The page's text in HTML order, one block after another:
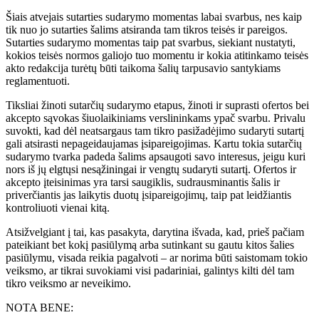
Šiais atvejais sutarties sudarymo momentas labai svarbus, nes kaip
tik nuo jo sutarties šalims atsiranda tam tikros teisės ir pareigos.
Sutarties sudarymo momentas taip pat svarbus, siekiant nustatyti,
kokios teisės normos galiojo tuo momentu ir kokia atitinkamo teisės
akto redakcija turėtų būti taikoma šalių tarpusavio santykiams
reglamentuoti.
Tiksliai žinoti sutarčių sudarymo etapus, žinoti ir suprasti ofertos bei
akcepto sąvokas šiuolaikiniams verslininkams ypač svarbu. Privalu
suvokti, kad dėl neatsargaus tam tikro pasižadėjimo sudaryti sutartį
gali atsirasti nepageidaujamas įsipareigojimas. Kartu tokia sutarčių
sudarymo tvarka padeda šalims apsaugoti savo interesus, jeigu kuri
nors iš jų elgtųsi nesąžiningai ir vengtų sudaryti sutartį. Ofertos ir
akcepto įteisinimas yra tarsi saugiklis, sudrausminantis šalis ir
priverčiantis jas laikytis duotų įsipareigojimų, taip pat leidžiantis
kontroliuoti vienai kitą.
Atsižvelgiant į tai, kas pasakyta, darytina išvada, kad, prieš pačiam
pateikiant bet kokį pasiūlymą arba sutinkant su gautu kitos šalies
pasiūlymu, visada reikia pagalvoti – ar norima būti saistomam tokio
veiksmo, ar tikrai suvokiami visi padariniai, galintys kilti dėl tam
tikro veiksmo ar neveikimo.
NOTA BENE: